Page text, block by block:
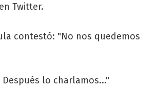
Twitter.
contestó: "No nos quedemos
lo charlamos..."